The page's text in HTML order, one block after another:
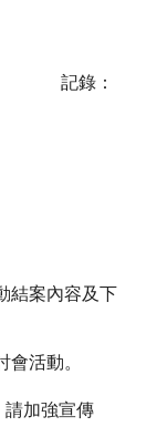
記錄：
結案內容及下
活動。
加強宣傳